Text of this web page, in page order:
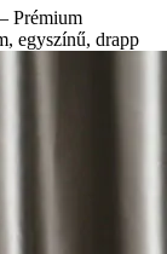
Prémium
egyszínű, drapp